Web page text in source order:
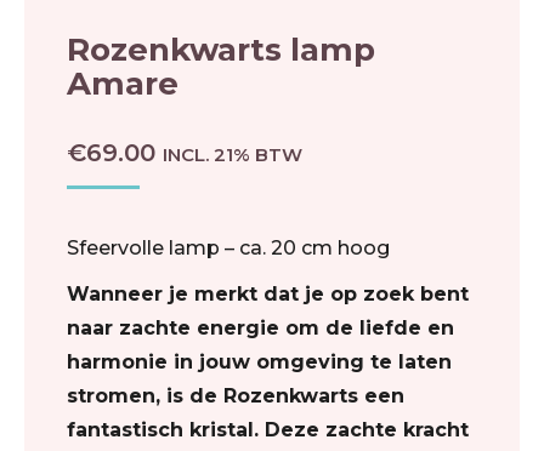
Rozenkwarts lamp
Amare
€69.00 INCL. 21% BTW
Sfeervolle lamp – ca. 20 cm hoog
Wanneer je merkt dat je op zoek bent
naar zachte energie om de liefde en
harmonie in jouw omgeving te laten
stromen, is de Rozenkwarts een
fantastisch kristal. Deze zachte kracht